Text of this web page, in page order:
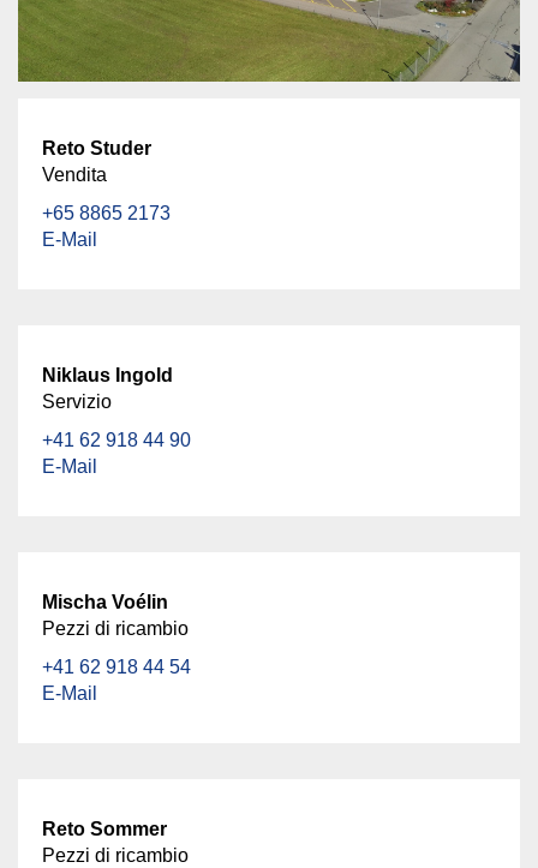
Reto Studer
Vendita
+65 8865 2173
E-Mail
Niklaus Ingold
Servizio
+41 62 918 44 90
E-Mail
Mischa Voélin
Pezzi di ricambio
+41 62 918 44 54
E-Mail
Reto Sommer
Pezzi di ricambio